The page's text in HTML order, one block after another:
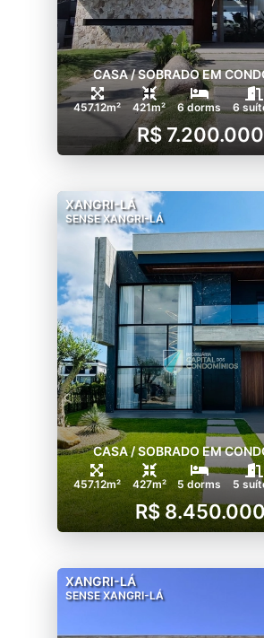
CASA / SOBRADO EM
457.12m² 421m² 6 dorms 6
R$ 7.200.000
XANGRI-LÁ
SENSE XANGRI-LÁ
CASA / SOBRADO EM
457.12m² 427m² 5 dorms 5
R$
XANGRI-LÁ
SENSE XANGRI-LÁ